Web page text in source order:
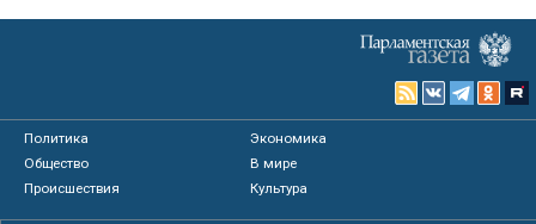
Политика
Экономика
Общество
В мире
Происшествия
Культура